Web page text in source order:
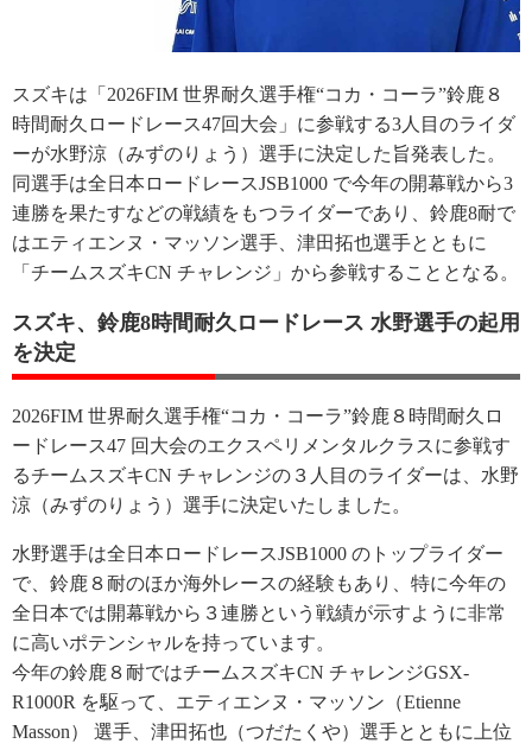
スズキは「2026FIM 世界耐久選手権“コカ・コーラ”鈴鹿８
時間耐久ロードレース47回大会」に参戦する3人目のライダ
ーが水野涼（みずのりょう）選手に決定した旨発表した。
同選手は全日本ロードレースJSB1000 で今年の開幕戦から3
連勝を果たすなどの戦績をもつライダーであり、鈴鹿8耐で
はエティエンヌ・マッソン選手、津田拓也選手とともに
「チームスズキCN チャレンジ」から参戦することとなる。
スズキ、鈴鹿8時間耐久ロードレース 水野選手の起用
を決定
2026FIM 世界耐久選手権“コカ・コーラ”鈴鹿８時間耐久ロ
ードレース47 回大会のエクスペリメンタルクラスに参戦す
るチームスズキCN チャレンジの３人目のライダーは、水野
涼（みずのりょう）選手に決定いたしました。
水野選手は全日本ロードレースJSB1000 のトップライダー
で、鈴鹿８耐のほか海外レースの経験もあり、特に今年の
全日本では開幕戦から３連勝という戦績が示すように非常
に高いポテンシャルを持っています。
今年の鈴鹿８耐ではチームスズキCN チャレンジGSX-
R1000R を駆って、エティエンヌ・マッソン（Etienne
Masson） 選手、津田拓也（つだたくや）選手とともに上位